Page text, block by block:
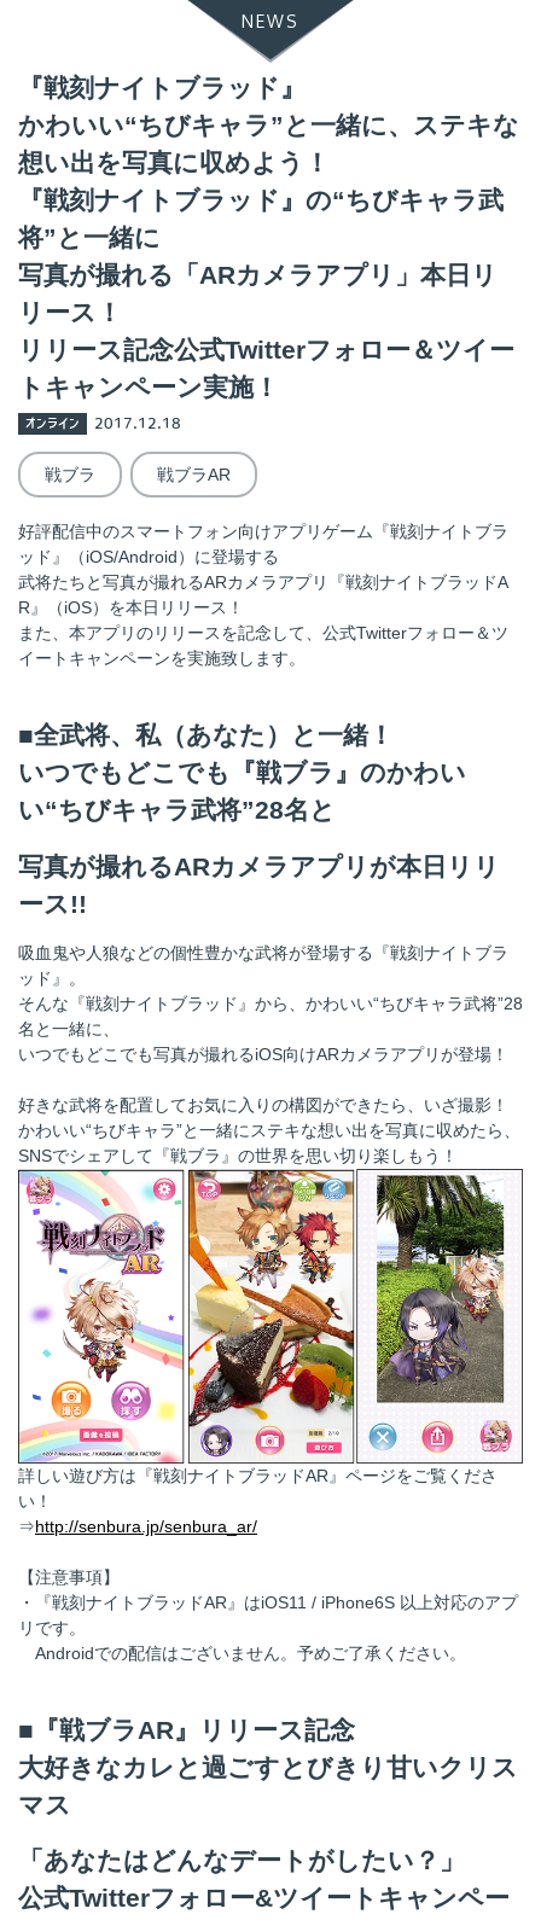
NEWS
『戦刻ナイトブラッド』
かわいい“ちびキャラ”と一緒に、ステキな
想い出を写真に収めよう！
『戦刻ナイトブラッド』の“ちびキャラ武
将”と一緒に
写真が撮れる「ARカメラアプリ」本日リ
リース！
リリース記念公式Twitterフォロー＆ツイー
トキャンペーン実施！
オンライン 2017.12.18
戦ブラ 戦ブラAR
好評配信中のスマートフォン向けアプリゲーム『戦刻ナイトブラ
ッド』（iOS/Android）に登場する
武将たちと写真が撮れるARカメラアプリ『戦刻ナイトブラッドA
R』（iOS）を本日リリース！
また、本アプリのリリースを記念して、公式Twitterフォロー＆ツ
イートキャンペーンを実施致します。
■全武将、私（あなた）と一緒！
いつでもどこでも『戦ブラ』のかわい
い“ちびキャラ武将”28名と
写真が撮れるARカメラアプリが本日リリ
ース!!
吸血鬼や人狼などの個性豊かな武将が登場する『戦刻ナイトブラ
ッド』。
そんな『戦刻ナイトブラッド』から、かわいい“ちびキャラ武将”28
名と一緒に、
いつでもどこでも写真が撮れるiOS向けARカメラアプリが登場！
好きな武将を配置してお気に入りの構図ができたら、いざ撮影！
かわいい“ちびキャラ”と一緒にステキな想い出を写真に収めたら、
SNSでシェアして『戦ブラ』の世界を思い切り楽しもう！
詳しい遊び方は『戦刻ナイトブラッドAR』ページをご覧くださ
い！
⇒http://senbura.jp/senbura_ar/
【注意事項】
・『戦刻ナイトブラッドAR』はiOS11 / iPhone6S 以上対応のアプ
リです。
Androidでの配信はございません。予めご了承ください。
■『戦ブラAR』リリース記念
大好きなカレと過ごすとびきり甘いクリス
マス
「あなたはどんなデートがしたい？」
公式Twitterフォロー&ツイートキャンペー